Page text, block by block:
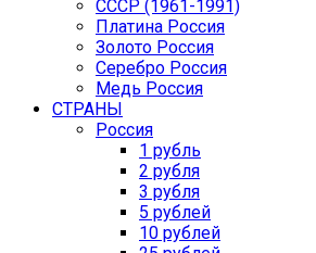
CCCР (1961-1991)
Платина Россия
Золото Россия
Серебро Россия
Медь Россия
СТРАНЫ
Россия
1 рубль
2 рубля
3 рубля
5 рублей
10 рублей